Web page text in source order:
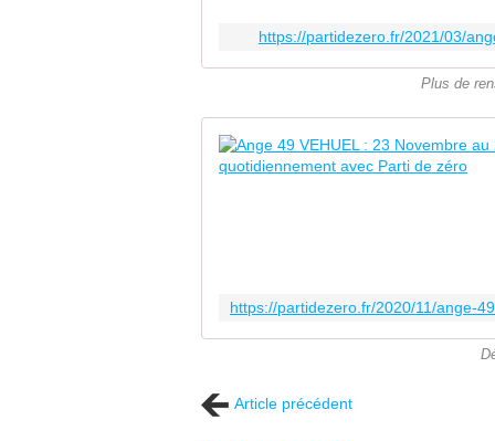
https://partidezero.fr/2021/03/
Plus de
Article précédent